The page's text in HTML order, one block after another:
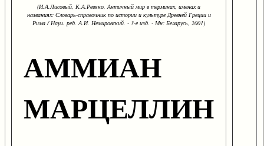
(И.А.Лисовый, К.А.Ревяко. Античный мир в терминах, именах и
названиях: Словарь-справочник по истории и культуре Древней Греции и
Рима / Науч. ред. А.И. Немировский. - 3-е изд. - Мн: Беларусь, 2001)
АММИАН
МАРЦЕЛЛИН